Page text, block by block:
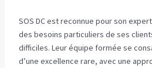
SOS DC est reconnue pour son
des besoins particuliers de ses
difficiles. Leur équipe formée se
d’une excellence rare, avec une